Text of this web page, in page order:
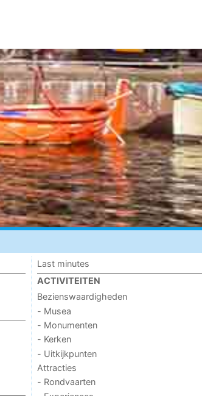
Last minutes
ACTIVITEITEN
Bezienswaardigheden
- Musea
- Monumenten
- Kerken
- Uitkijkpunten
Attracties
- Rondvaarten